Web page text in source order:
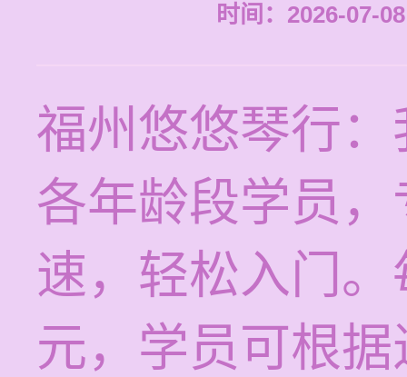
时间：2026-07-
福州悠悠琴行
各年龄段学员
速，轻松入门
元，学员可根